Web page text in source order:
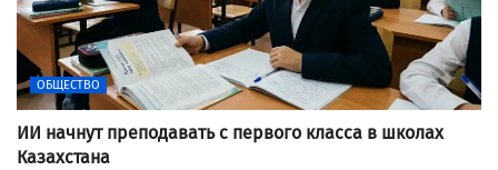
ОБЩЕСТВО
ИИ начнут преподавать с первого класса в школах
Казахстана